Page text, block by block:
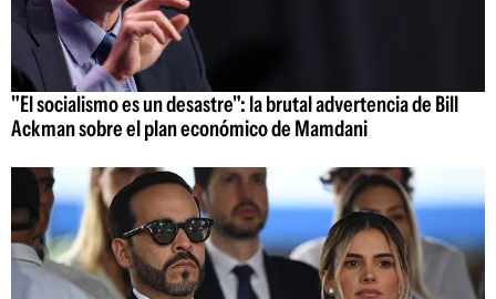
"El socialismo es un desastre": la brutal advertencia de Bill
Ackman sobre el plan económico de Mamdani